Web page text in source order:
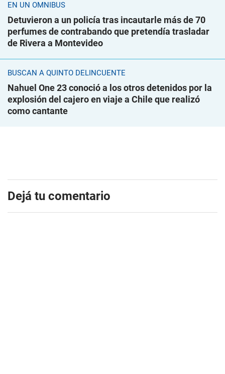
EN UN ÓMNIBUS
Detuvieron a un policía tras incautarle más de 70
perfumes de contrabando que pretendía trasladar
de Rivera a Montevideo
BUSCAN A QUINTO DELINCUENTE
Nahuel One 23 conoció a los otros detenidos por la
explosión del cajero en viaje a Chile que realizó
como cantante
Dejá tu comentario